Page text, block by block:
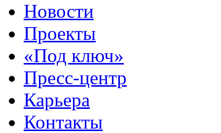
Новости
Проекты
«Под ключ»
Пресс-центр
Карьера
Контакты